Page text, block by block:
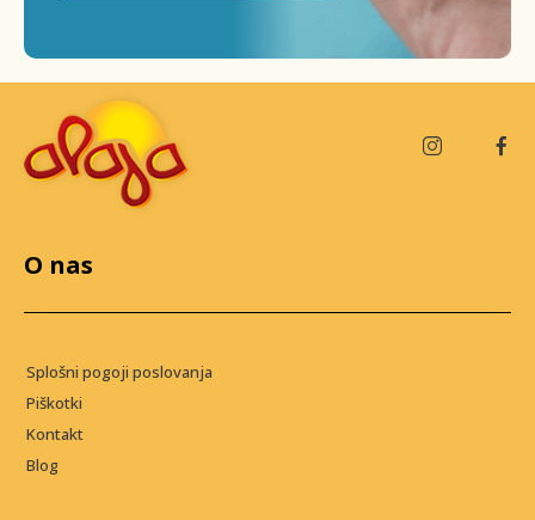
O nas
Splošni pogoji poslovanja
Piškotki
Kontakt
Blog